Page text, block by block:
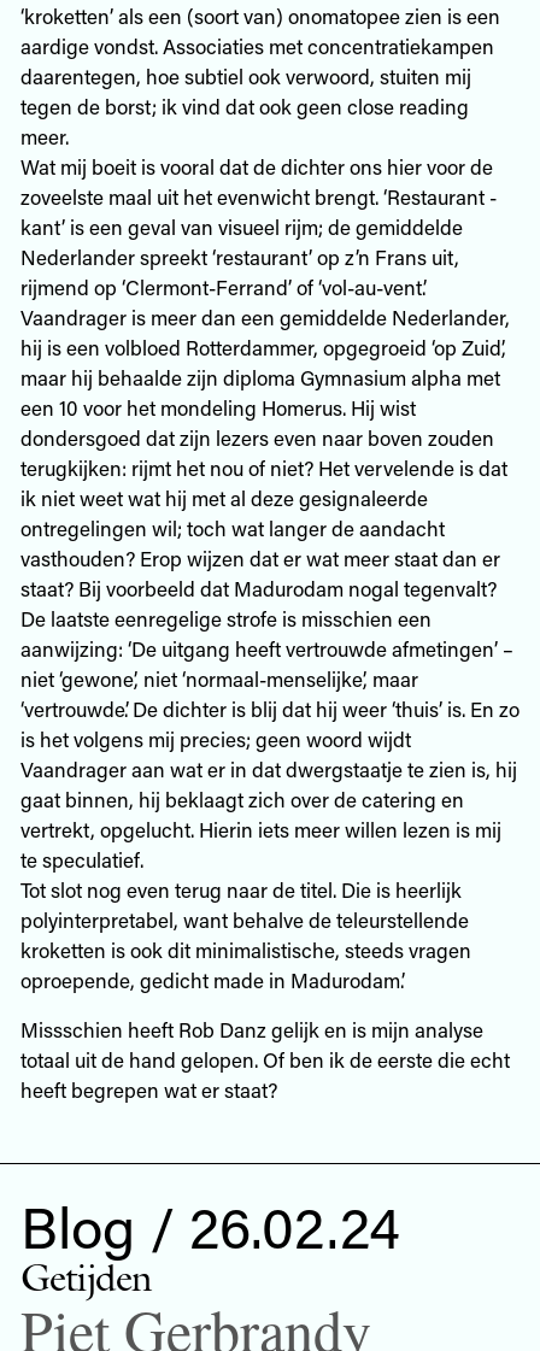
‘kroketten’ als een (soort van) onomatopee zien is een
aardige vondst. Associaties met concentratiekampen
daarentegen, hoe subtiel ook verwoord, stuiten mij
tegen de borst; ik vind dat ook geen close reading
meer.
Wat mij boeit is vooral dat de dichter ons hier voor de
zoveelste maal uit het evenwicht brengt. ‘Restaurant -
kant’ is een geval van visueel rijm; de gemiddelde
Nederlander spreekt ‘restaurant’ op z’n Frans uit,
rijmend op ‘Clermont-Ferrand’ of ‘vol-au-vent’.
Vaandrager is meer dan een gemiddelde Nederlander,
hij is een volbloed Rotterdammer, opgegroeid ‘op Zuid’,
maar hij behaalde zijn diploma Gymnasium alpha met
een 10 voor het mondeling Homerus. Hij wist
dondersgoed dat zijn lezers even naar boven zouden
terugkijken: rijmt het nou of niet? Het vervelende is dat
ik niet weet wat hij met al deze gesignaleerde
ontregelingen wil; toch wat langer de aandacht
vasthouden? Erop wijzen dat er wat meer staat dan er
staat? Bij voorbeeld dat Madurodam nogal tegenvalt?
De laatste eenregelige strofe is misschien een
aanwijzing: ‘De uitgang heeft vertrouwde afmetingen’ –
niet ‘gewone’, niet ‘normaal-menselijke’, maar
‘vertrouwde’. De dichter is blij dat hij weer ‘thuis’ is. En zo
is het volgens mij precies; geen woord wijdt
Vaandrager aan wat er in dat dwergstaatje te zien is, hij
gaat binnen, hij beklaagt zich over de catering en
vertrekt, opgelucht. Hierin iets meer willen lezen is mij
te speculatief.
Tot slot nog even terug naar de titel. Die is heerlijk
polyinterpretabel, want behalve de teleurstellende
kroketten is ook dit minimalistische, steeds vragen
oproepende, gedicht made in Madurodam.’
Missschien heeft Rob Danz gelijk en is mijn analyse
totaal uit de hand gelopen. Of ben ik de eerste die echt
heeft begrepen wat er staat?
Blog / 26.02.24
Getijden
Piet Gerbrandy